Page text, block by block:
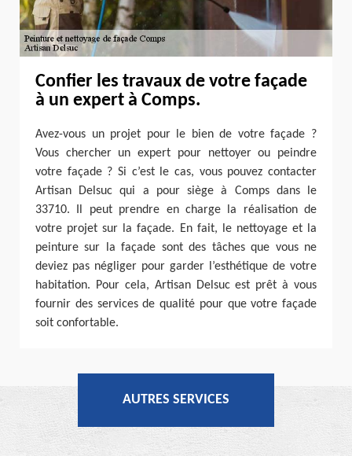
Confier les travaux de votre façade
à un expert à Comps.
Avez-vous un projet pour le bien de votre façade ?
Vous chercher un expert pour nettoyer ou peindre
votre façade ? Si c’est le cas, vous pouvez contacter
Artisan Delsuc qui a pour siège à Comps dans le
33710. Il peut prendre en charge la réalisation de
votre projet sur la façade. En fait, le nettoyage et la
peinture sur la façade sont des tâches que vous ne
deviez pas négliger pour garder l’esthétique de votre
habitation. Pour cela, Artisan Delsuc est prêt à vous
fournir des services de qualité pour que votre façade
soit confortable.
AUTRES SERVICES